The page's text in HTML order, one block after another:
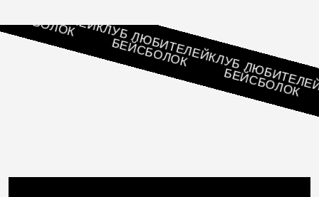
КЛУБ ЛЮБИТЕЛЕЙ
БЕЙСБОЛОК КЛУБ ЛЮБИТЕЛЕЙ
БЕЙСБОЛОК